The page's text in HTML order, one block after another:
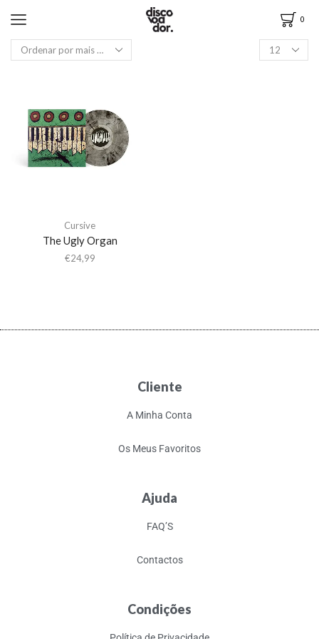
0
Cursive
The Ugly Organ
€24,99
Cliente
A Minha Conta
Os Meus Favoritos
Ajuda
FAQ’S
Contactos
Condições